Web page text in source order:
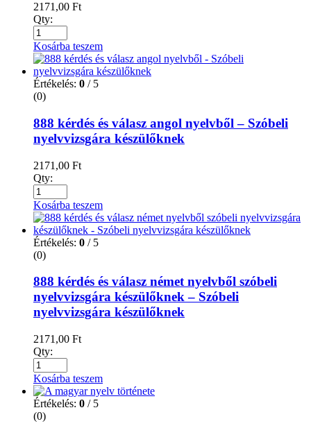
2171,00 Ft
Qty:
Kosárba teszem
Értékelés: 0 / 5
(0)
888 kérdés és válasz angol nyelvből – Szóbeli
nyelvvizsgára készülőknek
2171,00 Ft
Qty:
Kosárba teszem
Értékelés: 0 / 5
(0)
888 kérdés és válasz német nyelvből szóbeli
nyelvvizsgára készülőknek – Szóbeli
nyelvvizsgára készülőknek
2171,00 Ft
Qty:
Kosárba teszem
Értékelés: 0 / 5
(0)